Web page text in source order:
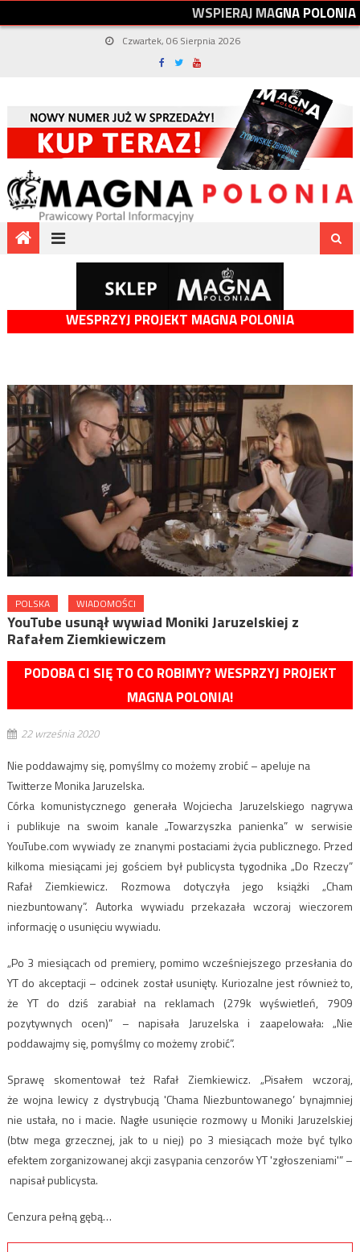
WSPIERAJMAGNAPOLONIA
Czwartek, 06 Sierpnia 2026
WESPRZYJ PROJEKT MAGNA POLONIA
POLSKA WIADOMOŚCI
YouTube usunął wywiad Moniki Jaruzelskiej z
Rafałem Ziemkiewiczem
PODOBA CI SIĘ TO CO ROBIMY? WESPRZYJ PROJEKT
MAGNA POLONIA!
22 września 2020
Nie poddawajmy się, pomyślmy co możemy zrobić – apeluje na
Twitterze Monika Jaruzelska.
Córka komunistycznego generała Wojciecha Jaruzelskiego nagrywa
i publikuje na swoim kanale „Towarzyszka panienka” w serwisie
YouTube.com wywiady ze znanymi postaciami życia publicznego. Przed
kilkoma miesiącami jej gościem był publicysta tygodnika „Do Rzeczy”
Rafał Ziemkiewicz. Rozmowa dotyczyła jego książki „Cham
niezbuntowany”. Autorka wywiadu przekazała wczoraj wieczorem
informację o usunięciu wywiadu.
„Po 3 miesiącach od premiery, pomimo wcześniejszego przesłania do
YT do akceptacji – odcinek został usunięty. Kuriozalne jest również to,
że YT do dziś zarabiał na reklamach (279k wyświetleń, 7909
pozytywnych ocen)” – napisała Jaruzelska i zaapelowała: „Nie
poddawajmy się, pomyślmy co możemy zrobić”.
Sprawę skomentował też Rafał Ziemkiewicz. „Pisałem wczoraj,
że wojna lewicy z dystrybucją 'Chama Niezbuntowanego’ bynajmniej
nie ustała, no i macie. Nagłe usunięcie rozmowy u Moniki Jaruzelskiej
(btw mega grzecznej, jak to u niej) po 3 miesiącach może być tylko
efektem zorganizowanej akcji zasypania cenzorów YT 'zgłoszeniami'” –
napisał publicysta.
Cenzura pełną gębą…